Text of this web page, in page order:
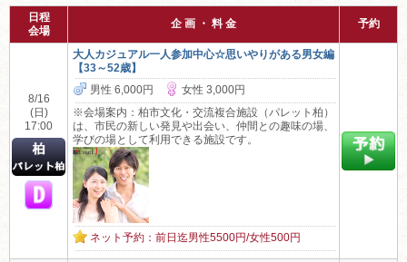
日程
会場
企 画 ・ 料 金 予約
8/16
(日)
17:00
大人カジュアル一人参加中心☆思いやりがある男女編
【33～52歳】
男性 6,000円
女性 3,000円
※会場案内：柏市文化・交流複合施設（パレット柏）
は、市民の新しい発見や出会い、仲間との趣味の場、
学びの場として利用できる施設です。
ネット予約：前日迄男性5500円/女性500円